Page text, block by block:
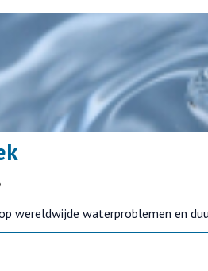
wereldwijde waterproblemen en